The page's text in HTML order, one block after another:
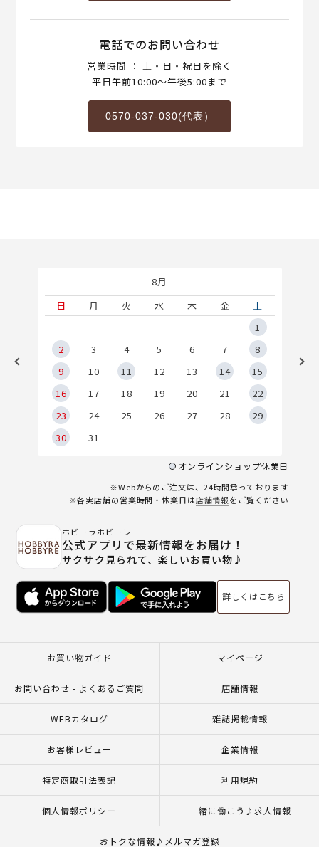
電話でのお問い合わせ
営業時間 ： 土・日・祝日を除く
平日午前10:00～午後5:00まで
0570-037-030(代表）
8月
日
月 火 水 木 金
土
1
2
3 4 5 6 7
8
9
10 11 12 13 14
15
16
17 18 19 20 21
22
23
24 25 26 27 28
29
30
31
オンラインショップ休業日
※Webからのご注文は、24時間承っております
※各実店舗の営業時間・休業日は店舗情報をご覧ください
ホビーラホビーレ
公式アプリで最新情報をお届け！
サクサク見られて、楽しいお買い物♪
詳しくはこちら
お買い物ガイド マイページ
お問い合わせ - よくあるご質問 店舗情報
WEBカタログ 雑誌掲載情報
お客様レビュー 企業情報
特定商取引法表記 利用規約
個人情報ポリシー 一緒に働こう♪求人情報
おトクな情報♪メルマガ登録